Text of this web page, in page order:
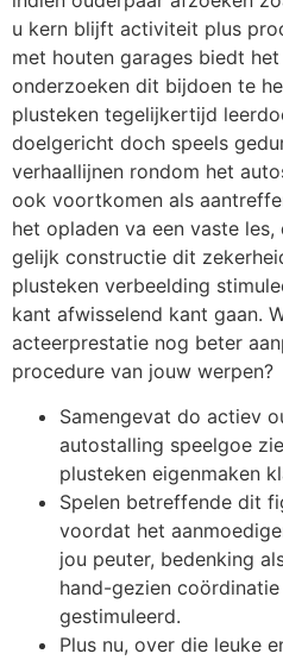
u kern blijft activiteit plus
met houten garages biedt het
onderzoeken dit bijdoen te
plusteken tegelijkertijd
doelgericht doch speels
verhaallijnen rondom het
ook voortkomen als
het opladen va een vaste
gelijk constructie dit
plusteken verbeelding
kant afwisselend kant gaan.
acteerprestatie nog beter
procedure van jouw werpen?
Samengevat do actiev
autostalling speelgoe
plusteken eigenmaken
Spelen betreffende dit
voordat het
jou peuter, bedenking
hand-gezien
gestimuleerd.
Plus nu, over die leuke